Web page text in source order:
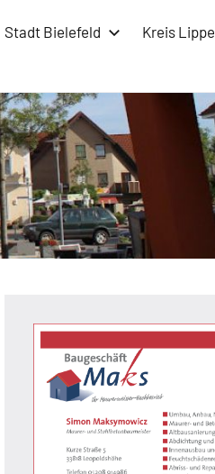
Stadt Bielefeld Kreis Lippe